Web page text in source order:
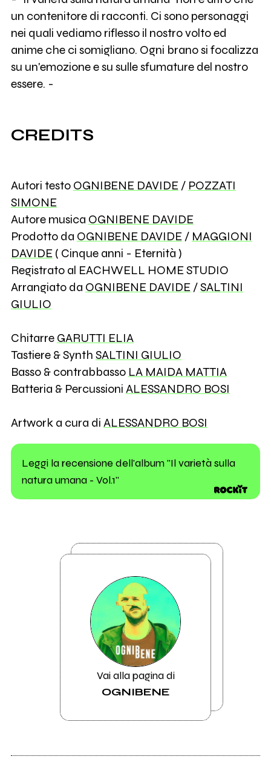
un contenitore di racconti. Ci sono personaggi
nei quali vediamo riflesso il nostro volto ed
anime che ci somigliano. Ogni brano si focalizza
su un'emozione e su sulle sfumature del nostro
essere. -
CREDITS
Autori testo OGNIBENE DAVIDE/ POZZATI
SIMONE
Autore musica OGNIBENE DAVIDE
Prodotto da OGNIBENE DAVIDE/ MAGGIONI
DAVIDE( Cinque anni - Eternità )
Registrato al EACHWELL HOME STUDIO
Arrangiato da OGNIBENE DAVIDE/SALTINI
GIULIO
Chitarre GARUTTI ELIA
Tastiere & Synth SALTINI GIULIO
Basso & contrabbasso LA MAIDA MATTIA
Batteria & Percussioni ALESSANDRO BOSI
Artwork a cura di ALESSANDRO BOSI
Leggi la recensione dell'album "Il varietà sulla
natura umana - Vol.1"
Vai alla pagina di
OGNIBENE